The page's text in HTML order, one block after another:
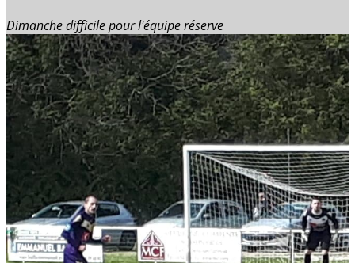
Dimanche difficile pour l'équipe réserve